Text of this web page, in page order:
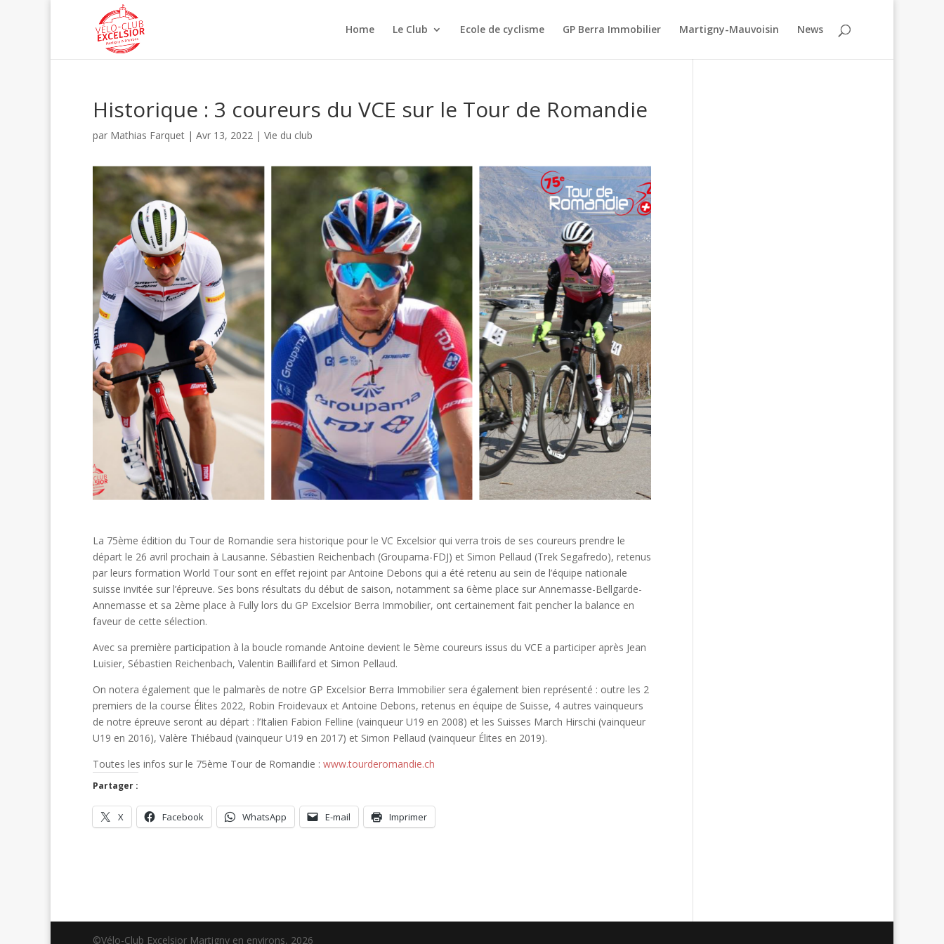
Home Le Club Ecole de cyclisme GP Berra Immobilier Martigny-Mauvoisin News
Historique : 3 coureurs du VCE sur le Tour de Romandie
par Mathias Farquet | Avr 13, 2022 | Vie du club
La 75ème édition du Tour de Romandie sera historique pour le VC Excelsior qui verra trois de ses coureurs prendre le
départ le 26 avril prochain à Lausanne. Sébastien Reichenbach (Groupama-FDJ) et Simon Pellaud (Trek Segafredo), retenus
par leurs formation World Tour sont en effet rejoint par Antoine Debons qui a été retenu au sein de l’équipe nationale
suisse invitée sur l’épreuve. Ses bons résultats du début de saison, notamment sa 6ème place sur Annemasse-Bellgarde-
Annemasse et sa 2ème place à Fully lors du GP Excelsior Berra Immobilier, ont certainement fait pencher la balance en
faveur de cette sélection.
Avec sa première participation à la boucle romande Antoine devient le 5ème coureurs issus du VCE a participer après Jean
Luisier, Sébastien Reichenbach, Valentin Baillifard et Simon Pellaud.
On notera également que le palmarès de notre GP Excelsior Berra Immobilier sera également bien représenté : outre les 2
premiers de la course Élites 2022, Robin Froidevaux et Antoine Debons, retenus en équipe de Suisse, 4 autres vainqueurs
de notre épreuve seront au départ : l’Italien Fabion Felline (vainqueur U19 en 2008) et les Suisses March Hirschi (vainqueur
U19 en 2016), Valère Thiébaud (vainqueur U19 en 2017) et Simon Pellaud (vainqueur Élites en 2019).
Toutes les infos sur le 75ème Tour de Romandie : www.tourderomandie.ch
Partager :
X Facebook WhatsApp E-mail Imprimer
©Vélo-Club Excelsior Martigny en environs, 2026